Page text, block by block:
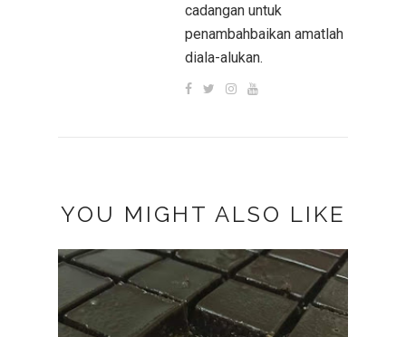
cadangan untuk
penambahbaikan amatlah
diala-alukan.
YOU MIGHT ALSO LIKE